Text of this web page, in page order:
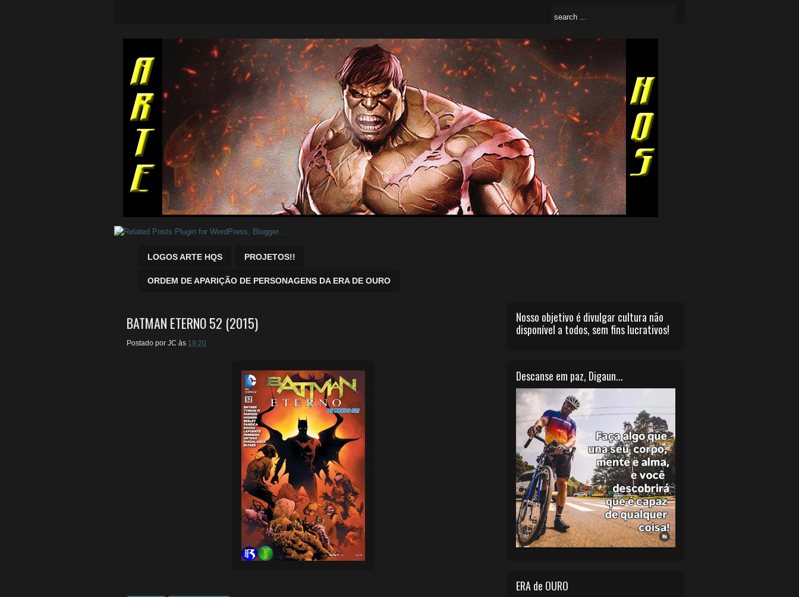
Quadrinhos Marvel e DC para baixar.
LOGOS ARTE HQS PROJETOS!!
ORDEM DE APARIÇÃO DE PERSONAGENS DA ERA DE OURO
BATMAN ETERNO 52 (2015)
Postado por JC às 19:20
Nosso objetivo é divulgar cultura não
disponível a todos, sem fins lucrativos!
Descanse em paz, Digaun...
ERA de OURO